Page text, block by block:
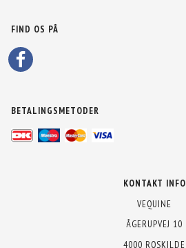
FIND OS PÅ
BETALINGSMETODER
KONTAKT INFO
VEQUINE
ÅGERUPVEJ 10
4000 ROSKILDE